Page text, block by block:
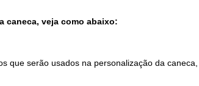
caneca, veja como abaixo:
que serão usados na personalização da